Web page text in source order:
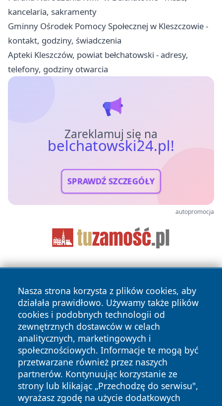
kancelaria, sakramenty
Gminny Ośrodek Pomocy Społecznej w Kleszczowie -
kontakt, godziny, świadczenia
Apteki Kleszczów, powiat bełchatowski - adresy,
telefony, godziny otwarcia
Zareklamuj się na
belchatowski24.pl!
SPRAWDŹ SZCZEGÓŁY
autopromocja
Nasza strona korzysta z plików cookies, aby
działała prawidłowo. Używamy także plików
cookies i podobnych technologii od
zewnętrznych dostawców w celach
analitycznych, marketingowych i
społecznościowych. Informacje te mogą być
przetwarzane również przez naszych
partnerów. Kontynuując korzystanie ze
strony lub klikając „Przechodzę do serwisu",
wyrażasz zgodę na użycie dodatkowych
Copyright © 2026 belchatowski24.pl Wszystkie prawa
zastrzeżone.
News Autorzy
Polityka
Prywatności
Polityka
Cookies